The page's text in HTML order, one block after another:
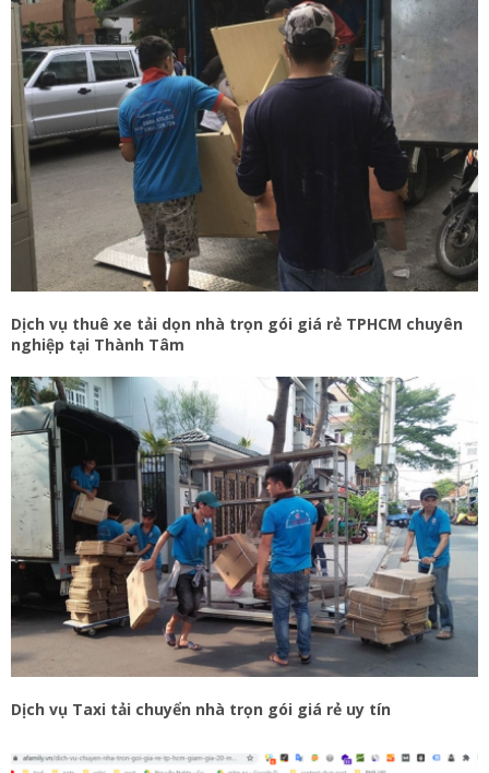
Dịch vụ thuê xe tải dọn nhà trọn gói giá rẻ TPHCM chuyên
nghiệp tại Thành Tâm
Dịch vụ Taxi tải chuyển nhà trọn gói giá rẻ uy tín